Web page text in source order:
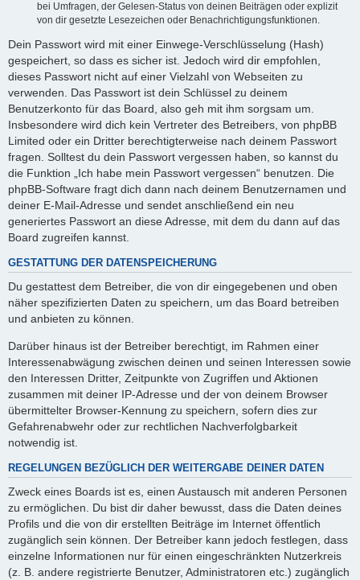
bei Umfragen, der Gelesen-Status von deinen Beiträgen oder explizit
von dir gesetzte Lesezeichen oder Benachrichtigungsfunktionen.
Dein Passwort wird mit einer Einwege-Verschlüsselung (Hash)
gespeichert, so dass es sicher ist. Jedoch wird dir empfohlen,
dieses Passwort nicht auf einer Vielzahl von Webseiten zu
verwenden. Das Passwort ist dein Schlüssel zu deinem
Benutzerkonto für das Board, also geh mit ihm sorgsam um.
Insbesondere wird dich kein Vertreter des Betreibers, von phpBB
Limited oder ein Dritter berechtigterweise nach deinem Passwort
fragen. Solltest du dein Passwort vergessen haben, so kannst du
die Funktion „Ich habe mein Passwort vergessen“ benutzen. Die
phpBB-Software fragt dich dann nach deinem Benutzernamen und
deiner E-Mail-Adresse und sendet anschließend ein neu
generiertes Passwort an diese Adresse, mit dem du dann auf das
Board zugreifen kannst.
GESTATTUNG DER DATENSPEICHERUNG
Du gestattest dem Betreiber, die von dir eingegebenen und oben
näher spezifizierten Daten zu speichern, um das Board betreiben
und anbieten zu können.
Darüber hinaus ist der Betreiber berechtigt, im Rahmen einer
Interessenabwägung zwischen deinen und seinen Interessen sowie
den Interessen Dritter, Zeitpunkte von Zugriffen und Aktionen
zusammen mit deiner IP-Adresse und der von deinem Browser
übermittelter Browser-Kennung zu speichern, sofern dies zur
Gefahrenabwehr oder zur rechtlichen Nachverfolgbarkeit
notwendig ist.
REGELUNGEN BEZÜGLICH DER WEITERGABE DEINER DATEN
Zweck eines Boards ist es, einen Austausch mit anderen Personen
zu ermöglichen. Du bist dir daher bewusst, dass die Daten deines
Profils und die von dir erstellten Beiträge im Internet öffentlich
zugänglich sein können. Der Betreiber kann jedoch festlegen, dass
einzelne Informationen nur für einen eingeschränkten Nutzerkreis
(z. B. andere registrierte Benutzer, Administratoren etc.) zugänglich